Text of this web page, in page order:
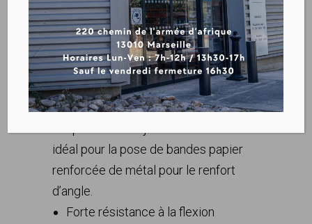
BANDES A JOINT ARMEES
Télécharger la fiche produit
idéal pour la pose de bandes papier
renforcée de métal pour le renfort
d’angle.
Forte résistance à la flexion